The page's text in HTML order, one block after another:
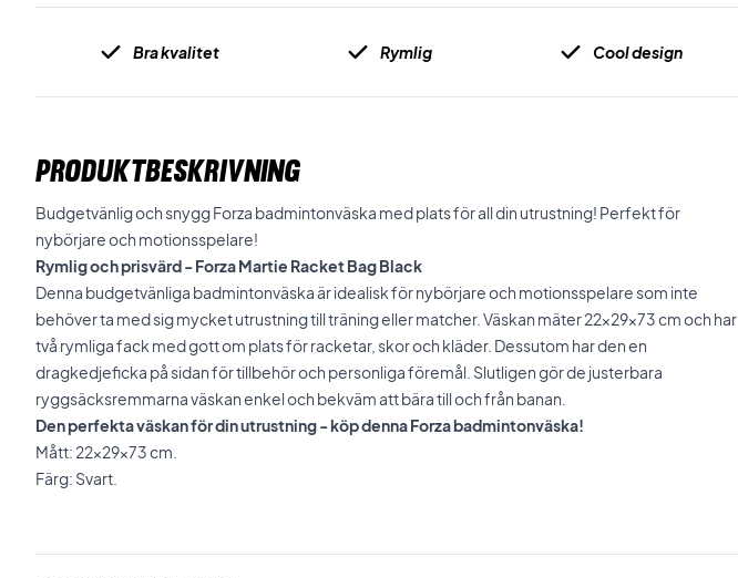
Bra kvalitet Rymlig Cool design
PRODUKTBESKRIVNING
Budgetvänlig och snygg Forza badmintonväska med plats för all din utrustning! Perfekt för
nybörjare och motionsspelare!
Rymlig och prisvärd - Forza Martie Racket Bag Black
Denna budgetvänliga badmintonväska är idealisk för nybörjare och motionsspelare som inte
behöver ta med sig mycket utrustning till träning eller matcher. Väskan mäter 22x29x73 cm och har
två rymliga fack med gott om plats för racketar, skor och kläder. Dessutom har den en
dragkedjeficka på sidan för tillbehör och personliga föremål. Slutligen gör de justerbara
ryggsäcksremmarna väskan enkel och bekväm att bära till och från banan.
Den perfekta väskan för din utrustning - köp denna Forza badmintonväska!
Mått: 22x29x73 cm.
Färg: Svart.